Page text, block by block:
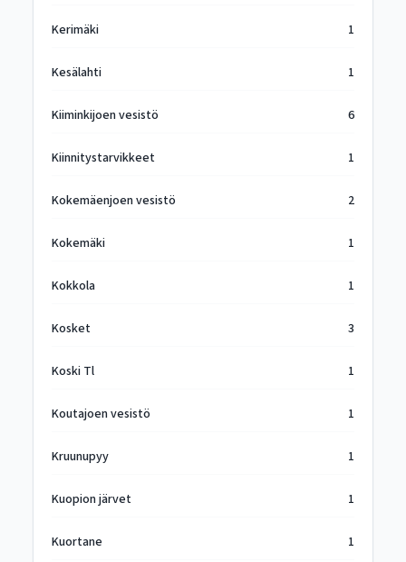
Kerimäki 1
Kesälahti 1
Kiiminkijoen vesistö 6
Kiinnitystarvikkeet 1
Kokemäenjoen vesistö 2
Kokemäki 1
Kokkola 1
Kosket 3
Koski Tl 1
Koutajoen vesistö 1
Kruunupyy 1
Kuopion järvet 1
Kuortane 1